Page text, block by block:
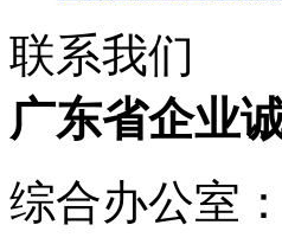
联系我们
广东省企业
综合办公室